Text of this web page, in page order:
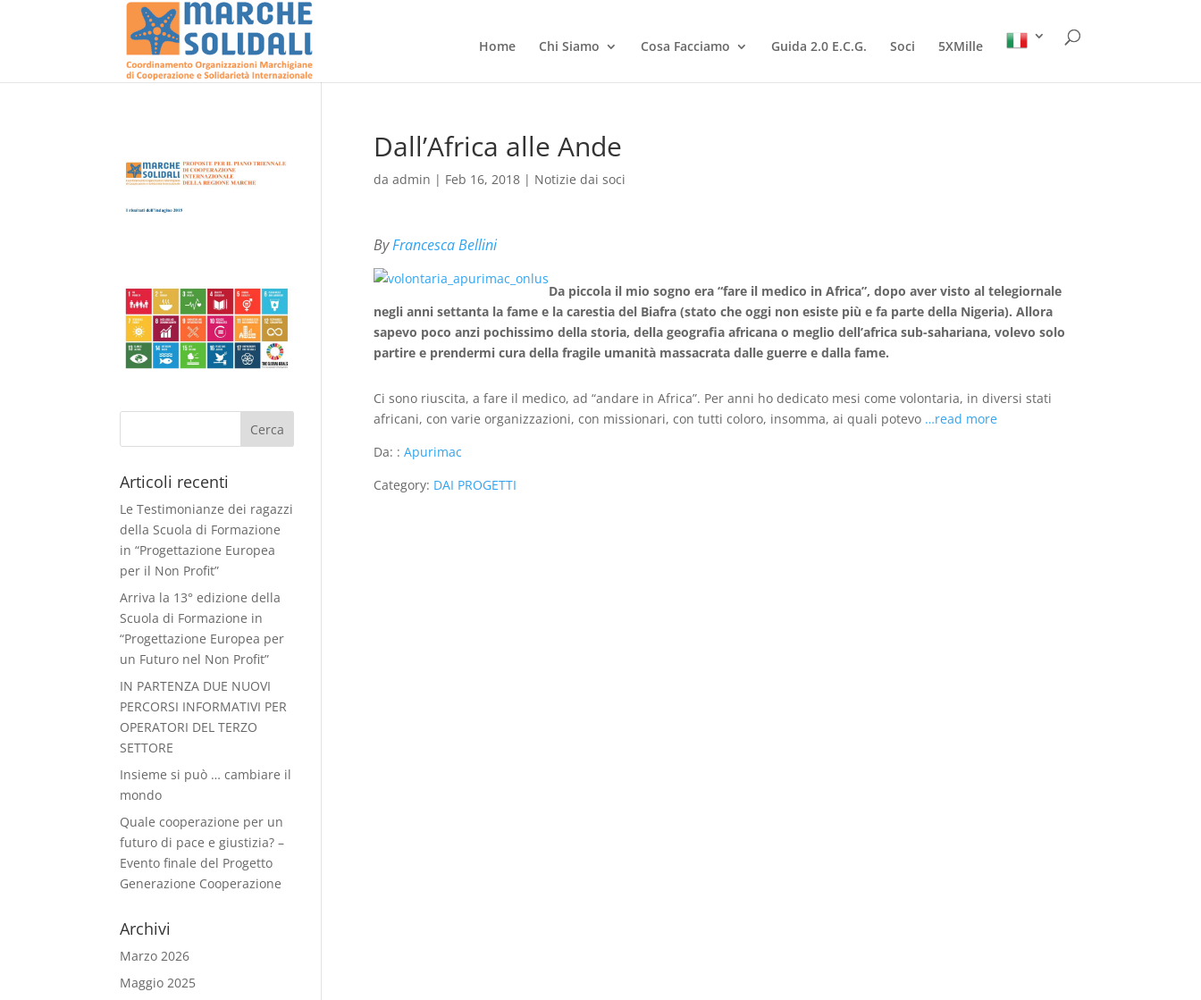
Home Chi Siamo Cosa Facciamo Guida 2.0 E.C.G. Soci 5XMille
Dall’Africa alle Ande
da admin | Feb 16, 2018| Notizie dai soci
ByFrancesca Bellini
Da piccola il mio sogno era “fare il medico in Africa”, dopo aver visto al telegiornale
negli anni settanta la fame e la carestia del Biafra (stato che oggi non esiste più e fa parte della Nigeria). Allora
sapevo poco anzi pochissimo della storia, della geografia africana o meglio dell’africa sub-sahariana, volevo solo
partire e prendermi cura della fragile umanità massacrata dalle guerre e dalla fame.
Ci sono riuscita, a fare il medico, ad “andare in Africa”. Per anni ho dedicato mesi come volontaria, in diversi stati
africani, con varie organizzazioni, con missionari, con tutti coloro, insomma, ai quali potevo …read more
Da: : Apurimac
Category: DAI PROGETTI
Articoli recenti
Le Testimonianze dei ragazzi
della Scuola di Formazione
in “Progettazione Europea
per il Non Profit”
Arriva la 13° edizione della
Scuola di Formazione in
“Progettazione Europea per
un Futuro nel Non Profit”
IN PARTENZA DUE NUOVI
PERCORSI INFORMATIVI PER
OPERATORI DEL TERZO
SETTORE
Insieme si può … cambiare il
mondo
Quale cooperazione per un
futuro di pace e giustizia? –
Evento finale del Progetto
Generazione Cooperazione
Archivi
Marzo 2026
Maggio 2025